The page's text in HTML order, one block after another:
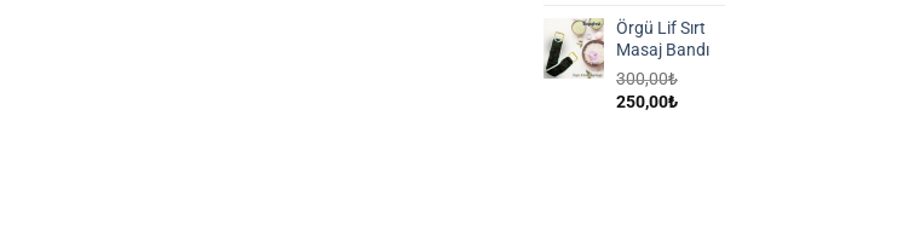
Örgü Lif Sırt
Masaj Bandı
300,00₺
Orijinal
250,00₺Şu